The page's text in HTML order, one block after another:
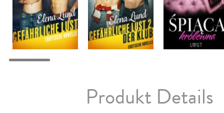
Produkt Details